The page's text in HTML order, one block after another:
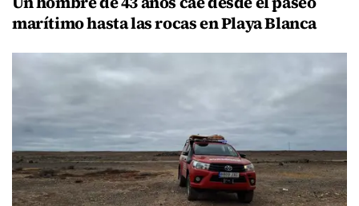
marítimo hasta las rocas en Playa Blanca